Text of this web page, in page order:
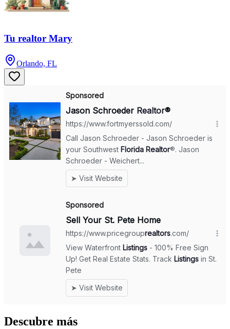
Tu realtor Mary
Orlando, FL
Descubre más